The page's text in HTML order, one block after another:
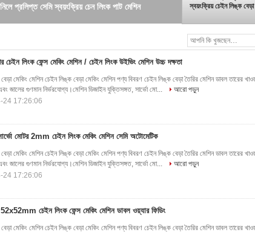
তৈরীর / ডায়মন্ড মেষ বেড়া মেশিন 2 - 4 ম
স্বয়ংক্রিয় চেইন লিঙ্ক বেড়া
চেইন লিংক ফেন্স মেকিং মেশিন / চেইন লিংক উইভিং মেশিন উচ্চ দক্ষতা
মেকিং মেশিন চেইন লিঙ্ক বেড়া মেকিং মেশিন পণ্য বিবরণ চেইন লিঙ্ক বেড়া তৈরির মেশিন ডাবল তারের
জালের গুণমান নির্ভরযোগ্য।মেশিন ডিজাইন যুক্তিসঙ্গত, সার্ভো মো...
আরো পড়ুন
24 17:26:06
মোটর 2mm চেইন লিংক মেকিং মেশিন সেমি অটোমেটিক
মেকিং মেশিন চেইন লিঙ্ক বেড়া মেকিং মেশিন পণ্য বিবরণ চেইন লিঙ্ক বেড়া তৈরির মেশিন ডাবল তারের
জালের গুণমান নির্ভরযোগ্য।মেশিন ডিজাইন যুক্তিসঙ্গত, সার্ভো মো...
আরো পড়ুন
24 17:26:06
চেইন লিংক ফেন্স মেকিং মেশিন ডাবল ওয়্যার ফিডিং
মেকিং মেশিন চেইন লিঙ্ক বেড়া মেকিং মেশিন পণ্য বিবরণ চেইন লিঙ্ক বেড়া তৈরির মেশিন ডাবল তারের